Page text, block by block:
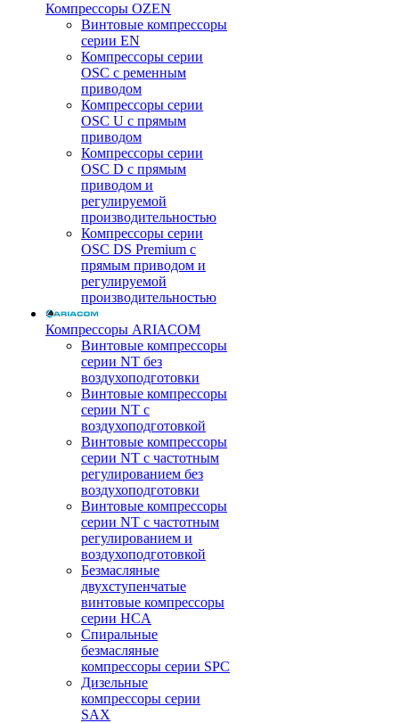
Компрессоры OZEN
Винтовые компрессоры
серии EN
Компрессоры серии
OSC с ременным
приводом
Компрессоры серии
OSC U с прямым
приводом
Компрессоры серии
OSC D с прямым
приводом и
регулируемой
производительностью
Компрессоры серии
OSC DS Premium с
прямым приводом и
регулируемой
производительностью
Компрессоры ARIACOM
Винтовые компрессоры
серии NT без
воздухоподготовки
Винтовые компрессоры
серии NT c
воздухоподготовкой
Винтовые компрессоры
серии NT с частотным
регулированием без
воздухоподготовки
Винтовые компрессоры
серии NT с частотным
регулированием и
воздухоподготовкой
Безмасляные
двухступенчатые
винтовые компрессоры
серии HCA
Спиральные
безмасляные
компрессоры серии SPC
Дизельные
компрессоры серии
SAX